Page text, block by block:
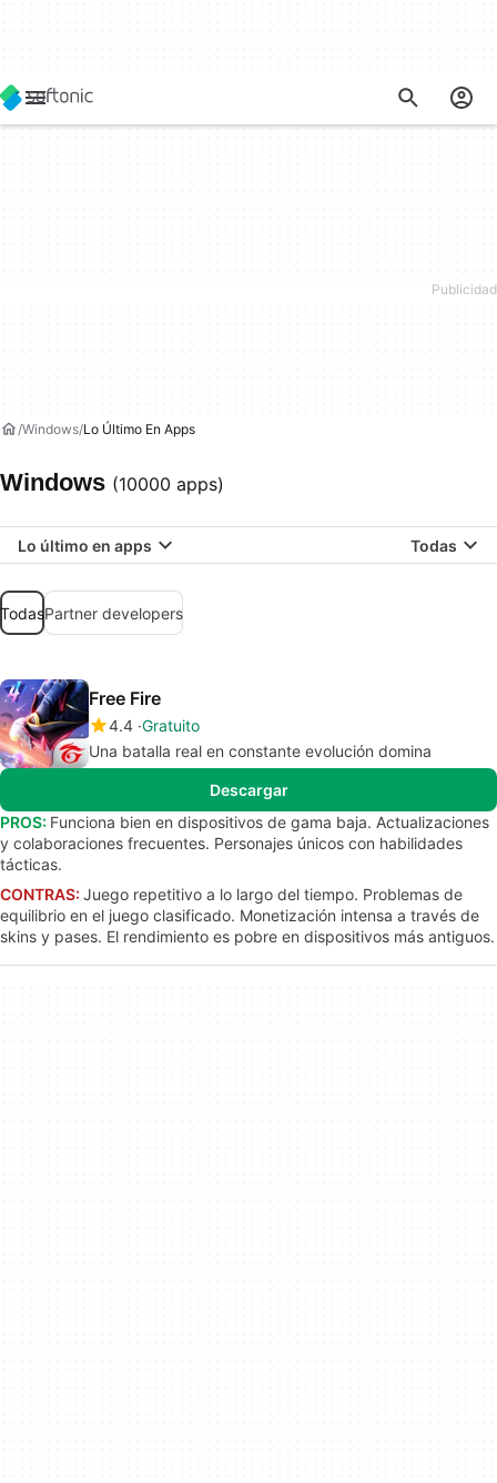
Windows Lo Último En Apps
Windows (10000 apps)
Lo último en apps Todas
TodasPartner developers
Free Fire
4.4 Gratuito
Una batalla real en constante evolución domina
Descargar
PROS: Funciona bien en dispositivos de gama baja. Actualizaciones
y colaboraciones frecuentes. Personajes únicos con habilidades
tácticas.
CONTRAS: Juego repetitivo a lo largo del tiempo. Problemas de
equilibrio en el juego clasificado. Monetización intensa a través de
skins y pases. El rendimiento es pobre en dispositivos más antiguos.